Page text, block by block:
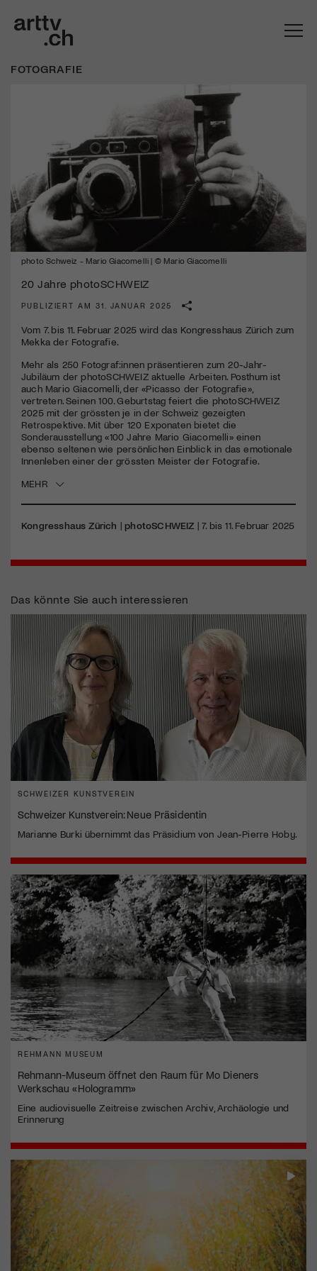
FOTOGRAFIE
photo Schweiz - Mario Giacomelli | © Mario Giacomelli
20 Jahre photoSCHWEIZ
PUBLIZIERT AM 31. JANUAR 2025
Vom 7. bis 11. Februar 2025 wird das Kongresshaus Zürich zum
Mekka der Fotografie.
Mehr als 250 Fotograf:innen präsentieren zum 20-Jahr-
Jubiläum der photoSCHWEIZ aktuelle Arbeiten. Posthum ist
auch Mario Giacomelli, der «Picasso der Fotografie»,
vertreten. Seinen 100. Geburtstag feiert die photoSCHWEIZ
2025 mit der grössten je in der Schweiz gezeigten
Retrospektive. Mit über 120 Exponaten bietet die
Sonderausstellung «100 Jahre Mario Giacomelli» einen
ebenso seltenen wie persönlichen Einblick in das emotionale
Innenleben einer der grössten Meister der Fotografie.
MEHR
Kongresshaus Zürich | photoSCHWEIZ | 7. bis 11. Februar 2025
Das könnte Sie auch interessieren
SCHWEIZER KUNSTVEREIN
Schweizer Kunstverein: Neue Präsidentin
Marianne Burki übernimmt das Präsidium von Jean-Pierre Hoby.
REHMANN MUSEUM
Rehmann-Museum öffnet den Raum für Mo Dieners
Werkschau «Hologramm»
Eine audiovisuelle Zeitreise zwischen Archiv, Archäologie und
Erinnerung
Mach mit: «Be Part of the Art»!
Engagiere dich als Kulturliebhaber:in, Kulturschaffende(r) oder
Kulturinstitution und unterstütze unsere Arbeit.
Mit deiner Mitgliedschaft erhältst du kostenlosen Zugang zu
diversen Kulturevents.